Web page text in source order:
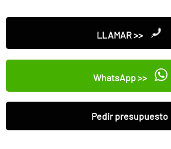
LLAMAR >>
WhatsApp >>
Pedir presupuesto